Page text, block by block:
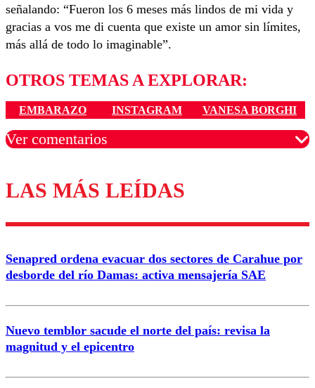
señalando: “Fueron los 6 meses más lindos de mi vida y
gracias a vos me di cuenta que existe un amor sin límites,
más allá de todo lo imaginable”.
OTROS TEMAS A EXPLORAR:
EMBARAZO INSTAGRAM VANESA BORGHI
Ver comentarios
Los comentarios son moderados para garantizar un
diálogo respetuoso.
Nombre
Correo
LAS MÁS LEÍDAS
Senapred ordena evacuar dos sectores de Carahue por
desborde del río Damas: activa mensajería SAE
Nuevo temblor sacude el norte del país: revisa la
magnitud y el epicentro